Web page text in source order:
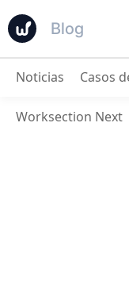
Blog
Noticias Casos
Worksection Next